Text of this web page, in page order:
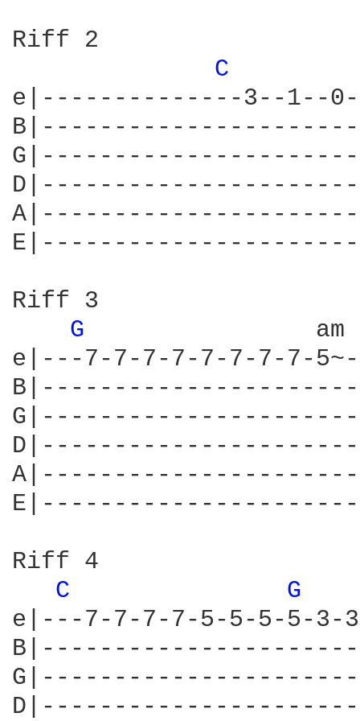
Riff 2
C
e|--------------3--1--
Riff 3
G
               am
e|---7-7-7-7-7-7-7-7-
Riff 4
C
G
e|---7-7-7-7-5-5-5-5-3-